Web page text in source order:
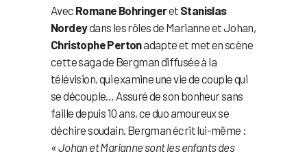
Avec Romane Bohringeret Stanislas
Nordeydans les rôles de Marianne et Johan,
Christophe Pertonadapte et met en scène
cette saga de Bergman diffusée à la
télévision, qui examine une vie de couple qui
se découple… Assuré de son bonheur sans
faille depuis 10 ans, ce duo amoureux se
déchire soudain. Bergman écrit lui-même :
«Johan et Marianne sont les enfants des